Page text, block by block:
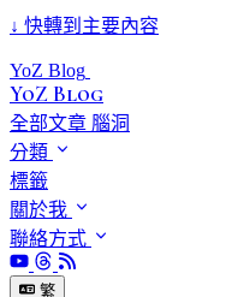
↓ 快轉到主要內容
YoZ Blog
YoZ Blog
全部文章 腦洞
分類
標籤
關於我
聯絡方式
繁